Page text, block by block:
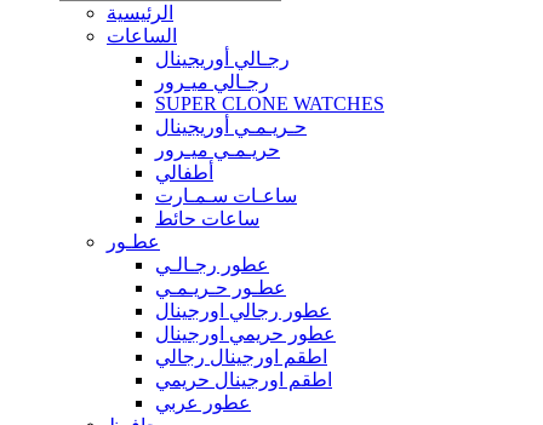
الرئيسية
الساعات
رجـالي أوريجينال
رجـالي ميـرور
SUPER CLONE WATCHES
حـريـمـي أوريجينال
حريـمـي ميـرور
أطفالي
ساعـات سـمـارت
ساعات حائط
عطـور
عطور رجـالـي
عطـور حـريـمـي
عطور رجالي اورجينال
عطور حريمي اورجينال
اطقم اورجينال رجالي
اطقم اورجينال حريمي
عطور عربي